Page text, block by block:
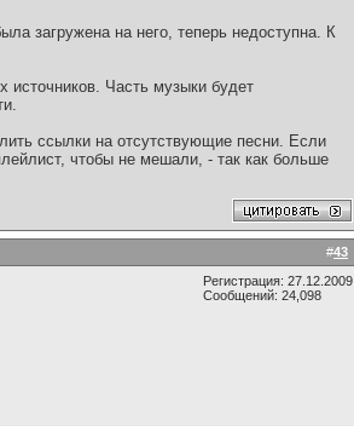
загружена на него, теперь недоступна. К
источников. Часть музыки будет
ссылки на отсутствующие песни. Если
чтобы не мешали, - так как больше
#43
Регистрация: 27.12.2009
Сообщений: 24,098